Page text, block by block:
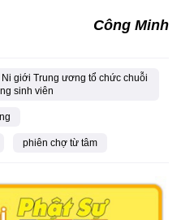
Công Minh
giới Trung ương tổ chức chuỗi
sinh viên
phiên chợ từ tâm